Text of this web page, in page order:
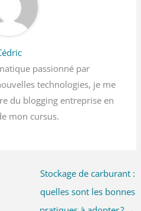
passionné par
technologies, je me
du blogging entreprise en
mon cursus.
Stockage de carburant :
quelles sont les bonnes